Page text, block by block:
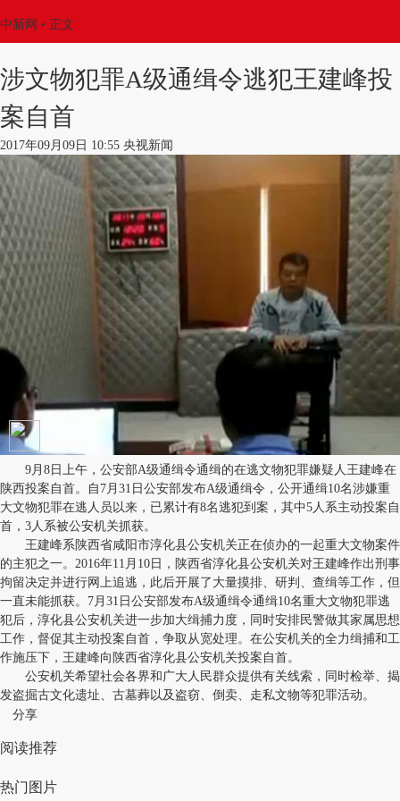
中新网 • 正文
涉文物犯罪A级通缉令逃犯王建峰投
案自首
2017年09月09日 10:55 央视新闻
9月8日上午，公安部A级通缉令通缉的在逃文物犯罪嫌疑人王建峰在
陕西投案自首。自7月31日公安部发布A级通缉令，公开通缉10名涉嫌重
大文物犯罪在逃人员以来，已累计有8名逃犯到案，其中5人系主动投案自
首，3人系被公安机关抓获。
王建峰系陕西省咸阳市淳化县公安机关正在侦办的一起重大文物案件
的主犯之一。2016年11月10日，陕西省淳化县公安机关对王建峰作出刑事
拘留决定并进行网上追逃，此后开展了大量摸排、研判、查缉等工作，但
一直未能抓获。7月31日公安部发布A级通缉令通缉10名重大文物犯罪逃
犯后，淳化县公安机关进一步加大缉捕力度，同时安排民警做其家属思想
工作，督促其主动投案自首，争取从宽处理。在公安机关的全力缉捕和工
作施压下，王建峰向陕西省淳化县公安机关投案自首。
公安机关希望社会各界和广大人民群众提供有关线索，同时检举、揭
发盗掘古文化遗址、古墓葬以及盗窃、倒卖、走私文物等犯罪活动。
分享
阅读推荐
热门图片